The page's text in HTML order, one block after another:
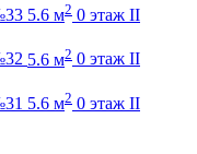
5.6 м2 0 этаж II
5.6 м2 0 этаж II
5.6 м2 0 этаж II